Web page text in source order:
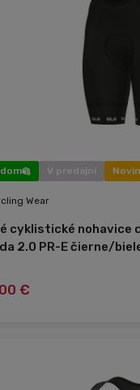
V predajni
Wear
cyklistické nohavice
2.0 PR-E čierne/
€